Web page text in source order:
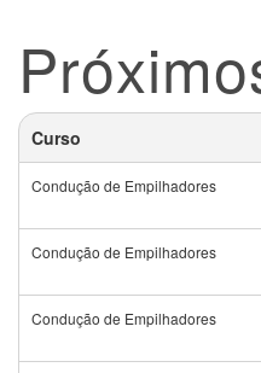
Curso
Condução de Empilhadores
Condução de Empilhadores
Condução de Empilhadores